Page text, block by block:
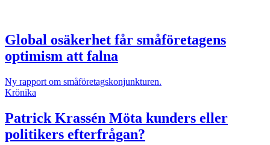
Global osäkerhet får småföretagens
optimism att falna
Ny rapport om småföretagskonjunkturen.
Krönika
Patrick Krassén Möta kunders eller
politikers efterfrågan?